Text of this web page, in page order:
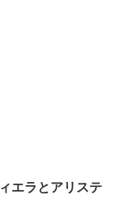
エラとアリステ